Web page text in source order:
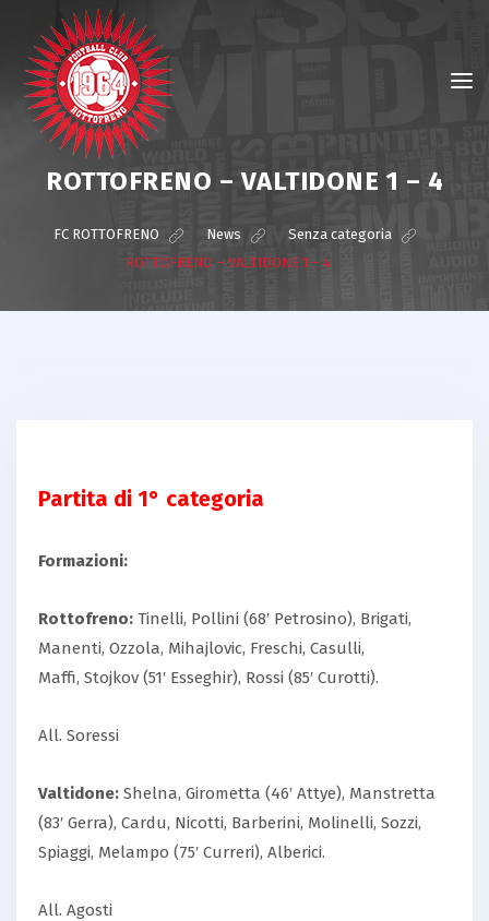
ROTTOFRENO – VALTIDONE 1 – 4
FC ROTTOFRENO News Senza categoria
ROTTOFRENO – VALTIDONE 1 – 4
Partita di 1° categoria
Formazioni:
Rottofreno: Tinelli, Pollini (68′ Petrosino), Brigati,
Manenti, Ozzola, Mihajlovic, Freschi, Casulli,
Maffi, Stojkov (51′ Esseghir), Rossi (85′ Curotti).
All. Soressi
Valtidone: Shelna, Girometta (46′ Attye), Manstretta
(83′ Gerra), Cardu, Nicotti, Barberini, Molinelli, Sozzi,
Spiaggi, Melampo (75′ Curreri), Alberici.
All. Agosti